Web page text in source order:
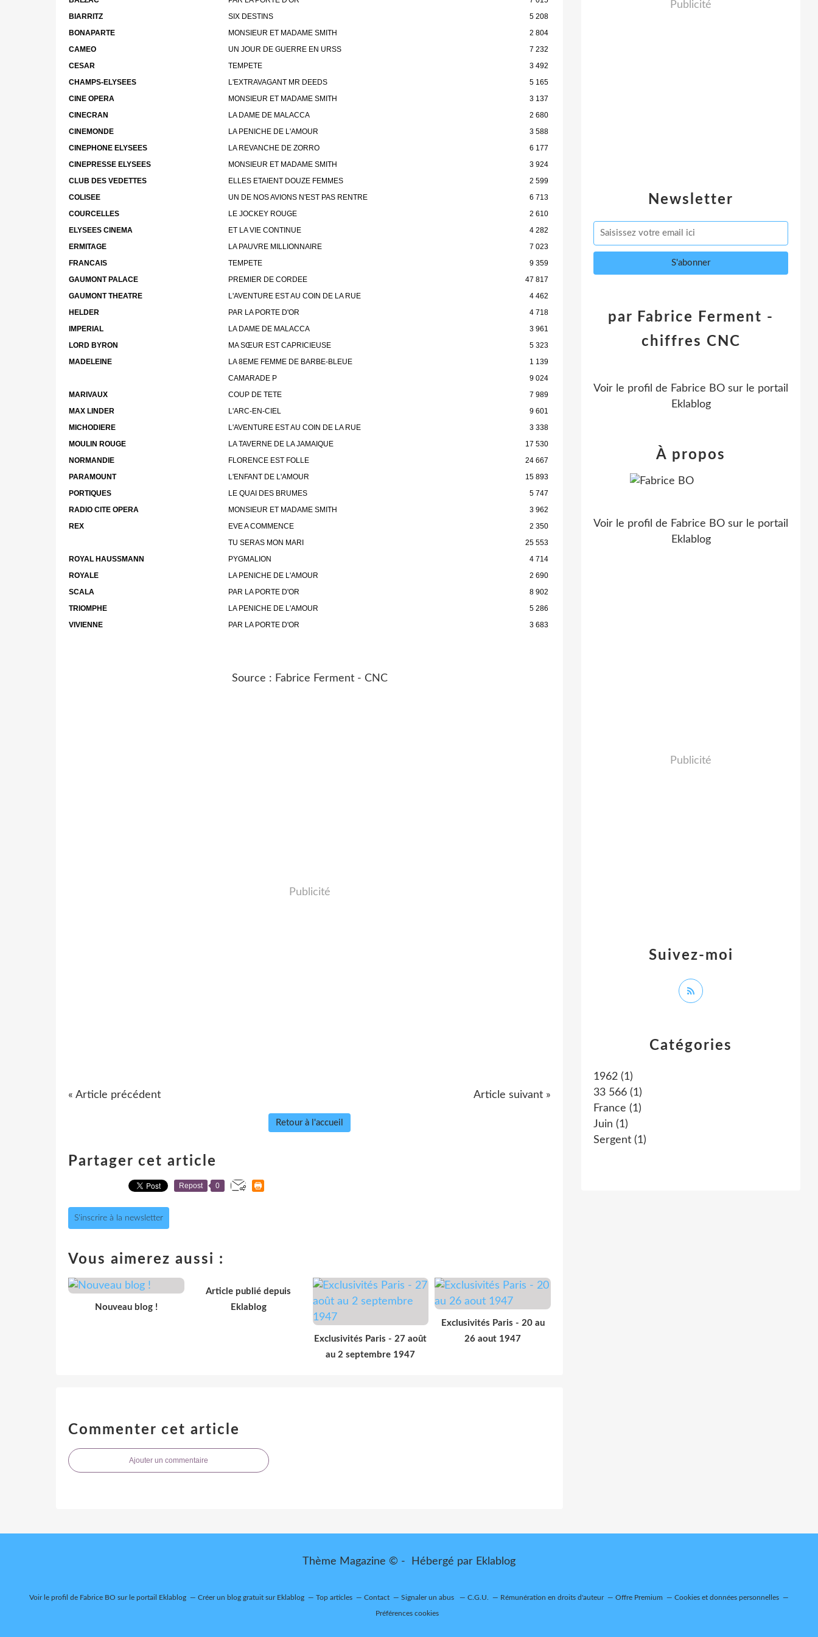
BIARRITZ
SIX DESTINS
5 208
BONAPARTE
MONSIEUR ET MADAME SMITH
2 804
CAMEO
UN JOUR DE GUERRE EN URSS
7 232
CESAR
TEMPETE
3 492
CHAMPS-ELYSEES
L'EXTRAVAGANT MR DEEDS
5 165
CINE OPERA
MONSIEUR ET MADAME SMITH
3 137
CINECRAN
LA DAME DE MALACCA
2 680
CINEMONDE
LA PENICHE DE L'AMOUR
3 588
CINEPHONE ELYSEES
LA REVANCHE DE ZORRO
6 177
CINEPRESSE ELYSEES
MONSIEUR ET MADAME SMITH
3 924
CLUB DES VEDETTES
ELLES ETAIENT DOUZE FEMMES
2 599
COLISEE
UN DE NOS AVIONS N'EST PAS RENTRE
6 713
COURCELLES
LE JOCKEY ROUGE
2 610
ELYSEES CINEMA
ET LA VIE CONTINUE
4 282
ERMITAGE
LA PAUVRE MILLIONNAIRE
7 023
FRANCAIS
TEMPETE
9 359
GAUMONT PALACE
PREMIER DE CORDEE
47 817
GAUMONT THEATRE
L'AVENTURE EST AU COIN DE LA RUE
4 462
HELDER
PAR LA PORTE D'OR
4 718
IMPERIAL
LA DAME DE MALACCA
3 961
LORD BYRON
MA SŒUR EST CAPRICIEUSE
5 323
MADELEINE
LA 8EME FEMME DE BARBE-BLEUE
1 139
CAMARADE P
9 024
MARIVAUX
COUP DE TETE
7 989
MAX LINDER
L'ARC-EN-CIEL
9 601
MICHODIERE
L'AVENTURE EST AU COIN DE LA RUE
3 338
MOULIN ROUGE
LA TAVERNE DE LA JAMAIQUE
17 530
NORMANDIE
FLORENCE EST FOLLE
24 667
PARAMOUNT
L'ENFANT DE L'AMOUR
15 893
PORTIQUES
LE QUAI DES BRUMES
5 747
RADIO CITE OPERA
MONSIEUR ET MADAME SMITH
3 962
REX
EVE A COMMENCE
2 350
TU SERAS MON MARI
25 553
ROYAL HAUSSMANN
PYGMALION
4 714
ROYALE
LA PENICHE DE L'AMOUR
2 690
SCALA
PAR LA PORTE D'OR
8 902
TRIOMPHE
LA PENICHE DE L'AMOUR
5 286
VIVIENNE
PAR LA PORTE D'OR 3 683
Source : Fabrice Ferment - CNC
Publicité
« Article précédent Article suivant »
Retour à l'accueil
Partager cet article
Repost 0
S'inscrire à la newsletter
Vous aimerez aussi :
Nouveau blog !
Article publié depuis
Eklablog
Exclusivités Paris - 27 août
au 2 septembre 1947
Exclusivités Paris - 20 au
26 aout 1947
Commenter cet article
Ajouter un commentaire
Newsletter
Publicité
Catégories
1962 (1)
33 566 (1)
France (1)
Juin (1)
Sergent (1)
par Fabrice Ferment -
chiffres CNC
Voir le profil de Fabrice BO sur le portail
Eklablog
Suivez-moi
À propos
Voir le profil de Fabrice BO sur le portail
Eklablog
Publicité
Thème Magazine © - Hébergé par Eklablog
Voir le profil de Fabrice BO sur le portail Eklablog Créer un blog gratuit sur Eklablog Top articles Contact Signaler un abus C.G.U. Rémunération en droits d'auteur Offre Premium Cookies et données personnelles
Préférences cookies